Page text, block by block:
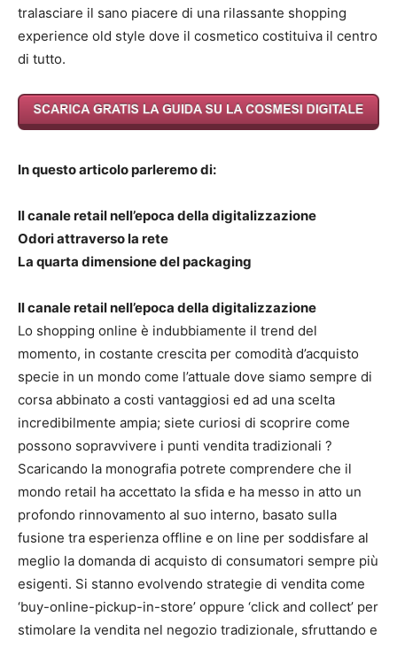
tralasciare il sano piacere di una rilassante shopping
experience old style dove il cosmetico costituiva il centro
di tutto.
In questo articolo parleremo di:
Il canale retail nell’epoca della digitalizzazione
Odori attraverso la rete
La quarta dimensione del packaging
Il canale retail nell’epoca della digitalizzazione
Lo shopping online è indubbiamente il trend del
momento, in costante crescita per comodità d’acquisto
specie in un mondo come l’attuale dove siamo sempre di
corsa abbinato a costi vantaggiosi ed ad una scelta
incredibilmente ampia; siete curiosi di scoprire come
possono sopravvivere i punti vendita tradizionali ?
Scaricando la monografia potrete comprendere che il
mondo retail ha accettato la sfida e ha messo in atto un
profondo rinnovamento al suo interno, basato sulla
fusione tra esperienza offline e on line per soddisfare al
meglio la domanda di acquisto di consumatori sempre più
esigenti. Si stanno evolvendo strategie di vendita come
‘buy-online-pickup-in-store’ oppure ‘click and collect’ per
stimolare la vendita nel negozio tradizionale, sfruttando e